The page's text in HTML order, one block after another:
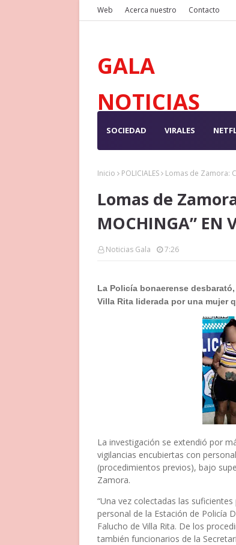
Web Acerca nuestro Contacto
GALA
NOTICIAS
SOCIEDAD VIRALES
Inicio POLICIALES Lomas de Zamora:
Lomas de
MOCHINGA” EN
Noticias Gala 7:26
La Policía bonaerense
Villa Rita liderada por una mujer
La investigación se extendió por
vigilancias encubiertas con
(procedimientos previos), bajo
Zamora.
“Una vez colectadas las
personal de la Estación de Policía
Falucho de Villa Rita. De los
también funcionarios de la